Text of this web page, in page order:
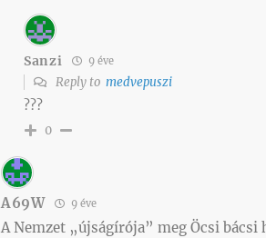
Sanzi 9 éve
Reply to medvepuszi
???
0
A69W 9 éve
A Nemzet „újságírója” meg Öcsi bácsi